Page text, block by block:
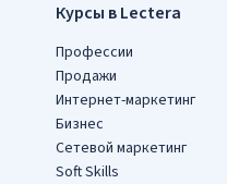
Курсы в Lectera
Профессии
Продажи
Интернет-маркетинг
Бизнес
Сетевой маркетинг
Soft Skills